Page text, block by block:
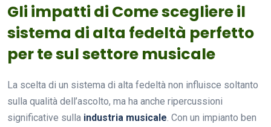
Gli impatti di Come scegliere il
sistema di alta fedeltà perfetto
per te sul settore musicale
La scelta di un sistema di alta fedeltà non influisce soltanto
sulla qualità dell’ascolto, ma ha anche ripercussioni
significative sulla industria musicale. Con un impianto ben